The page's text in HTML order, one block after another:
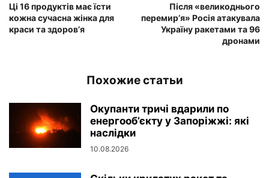
Ці 16 продуктів має їсти
кожна сучасна жінка для
краси та здоров’я
Після «великоднього
перемир’я» Росія атакувала
Україну ракетами та 96
дронами
Похожие статьи
Окупанти тричі вдарили по
енергооб’єкту у Запоріжжі: які
наслідки
10.08.2026